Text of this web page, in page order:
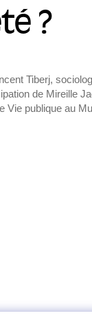
et à
?
Tiberj,
de Mireille
Vie publique au